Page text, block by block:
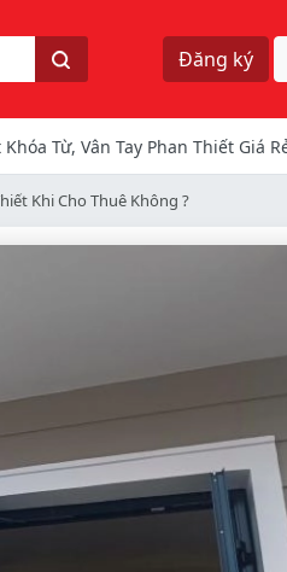
Tìm kiếm
Đăng ký
Từ, Vân Tay Phan Thiết Giá
Khi Cho Thuê Không ?